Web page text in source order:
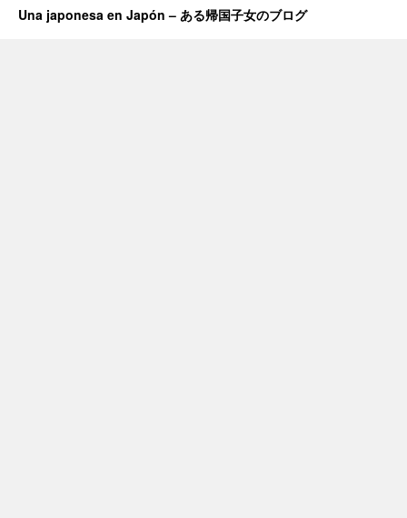
Una japonesa en Japón – ある帰国子女のブログ